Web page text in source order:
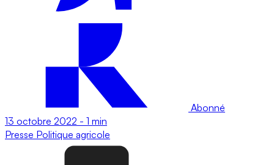
Abonné
13 octobre 2022 - 1 min
Presse Politique agricole